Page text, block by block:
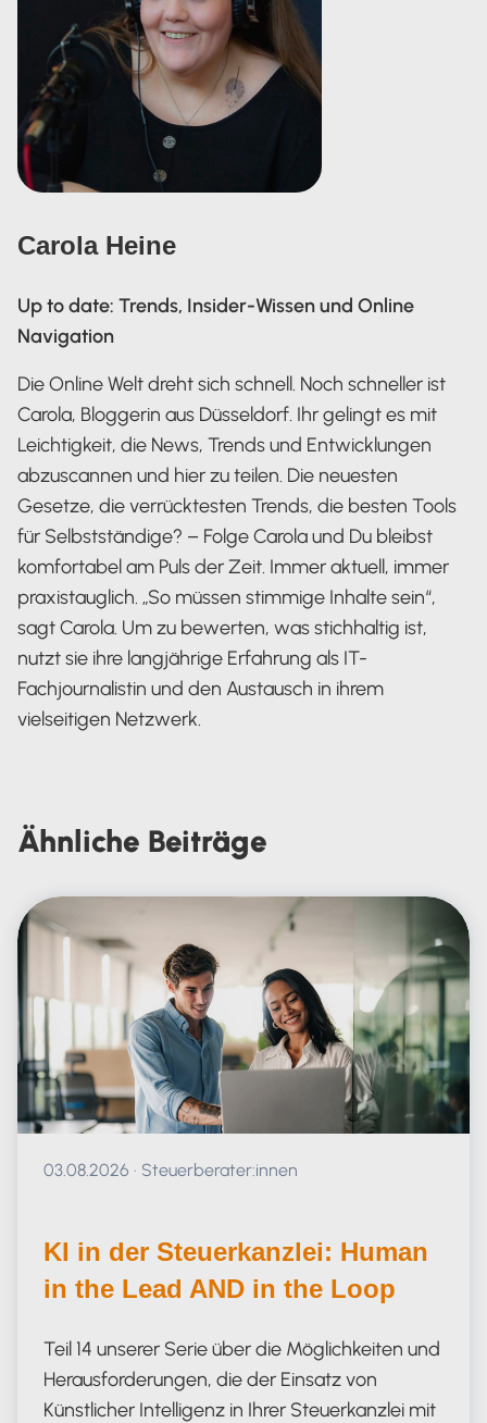
Carola Heine
Up to date: Trends, Insider-Wissen und Online
Navigation
Die Online Welt dreht sich schnell. Noch schneller ist
Carola, Bloggerin aus Düsseldorf. Ihr gelingt es mit
Leichtigkeit, die News, Trends und Entwicklungen
abzuscannen und hier zu teilen. Die neuesten
Gesetze, die verrücktesten Trends, die besten Tools
für Selbstständige? – Folge Carola und Du bleibst
komfortabel am Puls der Zeit. Immer aktuell, immer
praxistauglich. „So müssen stimmige Inhalte sein“,
sagt Carola. Um zu bewerten, was stichhaltig ist,
nutzt sie ihre langjährige Erfahrung als IT-
Fachjournalistin und den Austausch in ihrem
vielseitigen Netzwerk.
Ähnliche Beiträge
Veröffentlicht am 03.08.2026
03.08.2026 · Steuerberater:innen
KI in der Steuerkanzlei: Human
in the Lead AND in the Loop
Teil 14 unserer Serie über die Möglichkeiten und
Herausforderungen, die der Einsatz von
Künstlicher Intelligenz in Ihrer Steuerkanzlei mit